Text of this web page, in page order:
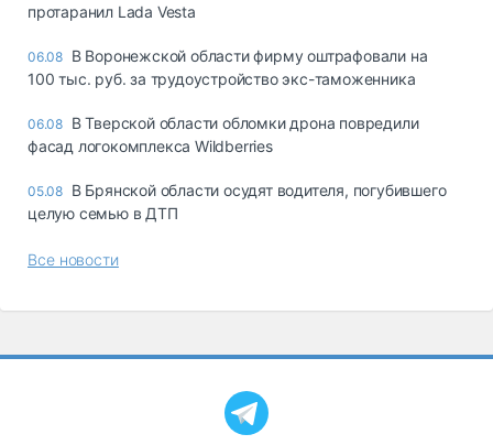
протаранил Lada Vesta
06.08 В Воронежской области фирму оштрафовали на
100 тыс. руб. за трудоустройство экс-таможенника
06.08 В Тверской области обломки дрона повредили
фасад логокомплекса Wildberries
05.08 В Брянской области осудят водителя, погубившего
целую семью в ДТП
Все новости